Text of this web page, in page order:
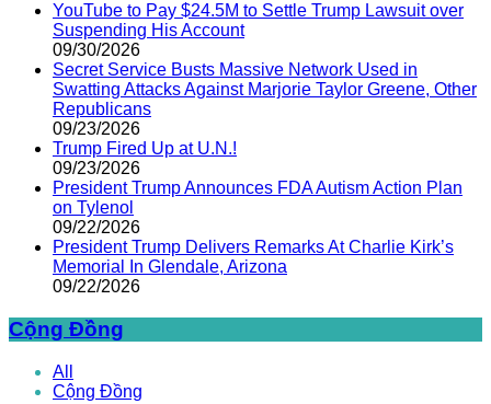
YouTube to Pay $24.5M to Settle Trump Lawsuit over
Suspending His Account
09/30/2026
Secret Service Busts Massive Network Used in
Swatting Attacks Against Marjorie Taylor Greene, Other
Republicans
09/23/2026
Trump Fired Up at U.N.!
09/23/2026
President Trump Announces FDA Autism Action Plan
on Tylenol
09/22/2026
President Trump Delivers Remarks At Charlie Kirk’s
Memorial In Glendale, Arizona
09/22/2026
Cộng Đồng
All
Cộng Đồng